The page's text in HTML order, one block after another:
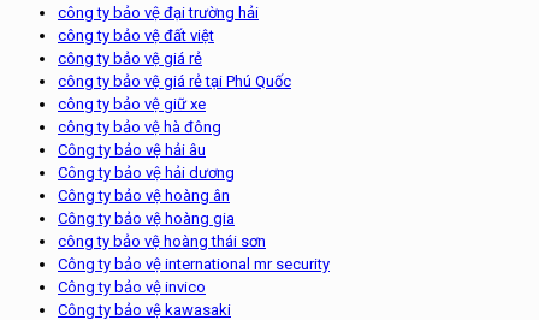
công ty bảo vệ đại trường hải
công ty bảo vệ đất việt
công ty bảo vệ giá rẻ
công ty bảo vệ giá rẻ tại Phú Quốc
công ty bảo vệ giữ xe
công ty bảo vệ hà đông
Công ty bảo vệ hải âu
Công ty bảo vệ hải dương
Công ty bảo vệ hoàng ân
Công ty bảo vệ hoàng gia
công ty bảo vệ hoàng thái sơn
Công ty bảo vệ international mr security
Công ty bảo vệ invico
Công ty bảo vệ kawasaki